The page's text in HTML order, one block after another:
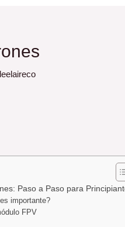
Paso a Paso para
importante?
FPV